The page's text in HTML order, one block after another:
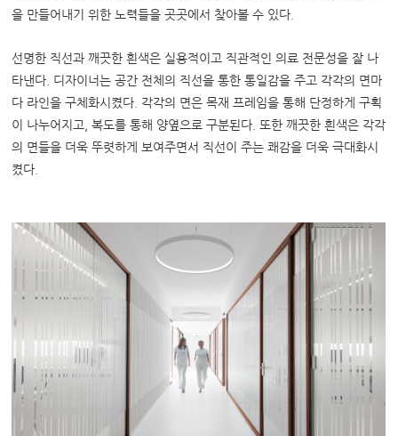
을 만들어내기 위한 노력들을 곳곳에서 찾아볼 수 있다.
선명한 직선과 깨끗한 흰색은 실용적이고 직관적인 의료 전문성을 잘 나
타낸다 디자이너는 공간 전체의 직선을 통한 통일감을 주고 각각의 면마
다 라인을 구체화시켰다 각각의 면은 목재 프레임을 통해 단정하게 구획
이 나누어지고
복도를 통해 양옆으로 구분된다 또한 깨끗한 흰색은 각각
의 면들을 더욱 뚜렷하게 보여주면서 직선이 주는 쾌감을 더욱 극대화시
켰다